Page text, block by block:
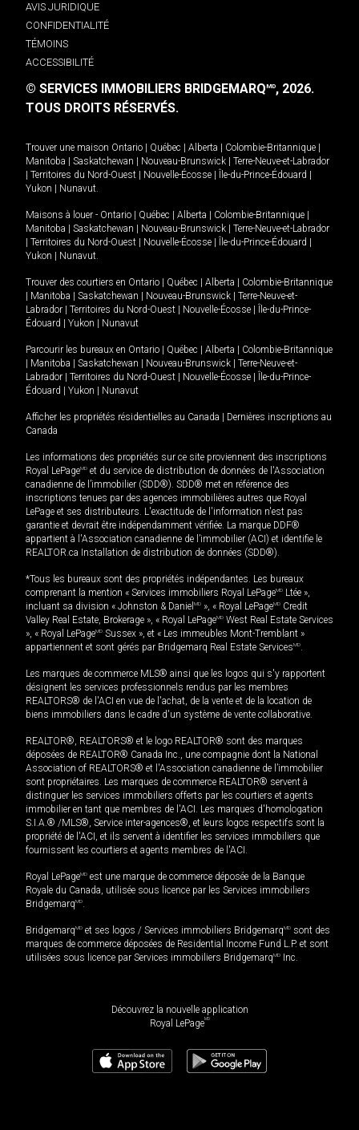
AVIS JURIDIQUE
CONFIDENTIALITÉ
TÉMOINS
ACCESSIBILITÉ
© SERVICES IMMOBILIERS BRIDGEMARQMD, 2026.
TOUS DROITS RÉSERVÉS.
Trouver une maison Ontario Québec Alberta Colombie-Britannique
Manitoba
Saskatchewan Nouveau-Brunswick
Terre-Neuve-et-Labrador
Territoires du Nord-Ouest Nouvelle-Écosse Île-du-Prince-Édouard
Yukon
Nunavut.
Maisons à louer - Ontario Québec Alberta Colombie-Britannique
Manitoba
Saskatchewan Nouveau-Brunswick
Terre-Neuve-et-Labrador
Territoires du Nord-Ouest Nouvelle-Écosse Île-du-Prince-Édouard
Yukon
Nunavut.
Trouver des courtiers en Ontario Québec Alberta
Colombie-Britannique
Manitoba Saskatchewan Nouveau-Brunswick
Terre-Neuve-et-
Labrador
Territoires du Nord-Ouest Nouvelle-Écosse
Île-du-Prince-
Édouard
Yukon Nunavut
Parcourir les bureaux en Ontario Québec Alberta
Colombie-Britannique
Manitoba Saskatchewan Nouveau-Brunswick
Terre-Neuve-et-
Labrador
Territoires du Nord-Ouest Nouvelle-Écosse
Île-du-Prince-
Édouard
Yukon Nunavut
Afficher les propriétés résidentielles au Canada
Dernières inscriptions au
Canada
Les informations des propriétés sur ce site proviennent des inscriptions
Royal LePageMD et du service de distribution de données de l'Association
canadienne de l’immobilier (SDD®). SDD® met en référence des
inscriptions tenues par des agences immobilières autres que Royal
LePage et ses distributeurs. L'exactitude de l'information n'est pas
garantie et devrait être indépendamment vérifiée. La marque DDF®
appartient à l'Association canadienne de l’immobilier (ACI) et identifie le
REALTOR.ca Installation de distribution de données (SDD®).
*Tous les bureaux sont des propriétés indépendantes. Les bureaux
comprenant la mention « Services immobiliers Royal LePageMD Ltée »,
incluant sa division « Johnston & Daniel MD », « Royal LePageMD Credit
Valley Real Estate, Brokerage », « Royal LePageMD West Real Estate Services
», « Royal LePageMD Sussex », et « Les immeubles Mont-Tremblant »
appartiennent et sont gérés par Bridgemarq Real Estate ServicesMD.
Les marques de commerce MLS® ainsi que les logos qui s'y rapportent
désignent les services professionnels rendus par les membres
REALTORS® de l'ACI en vue de l'achat, de la vente et de la location de
biens immobiliers dans le cadre d'un système de vente collaborative.
REALTOR®, REALTORS® et le logo REALTOR® sont des marques
déposées de REALTOR® Canada Inc., une compagnie dont la National
Association of REALTORS® et l'Association canadienne de l’immobilier
sont propriétaires. Les marques de commerce REALTOR® servent à
distinguer les services immobiliers offerts par les courtiers et agents
immobilier en tant que membres de l'ACI. Les marques d'homologation
S.I.A.® /MLS®, Service inter-agences®, et leurs logos respectifs sont la
propriété de l'ACI, et ils servent à identifier les services immobiliers que
fournissent les courtiers et agents membres de l'ACI.
Royal LePageMD est une marque de commerce déposée de la Banque
Royale du Canada, utilisée sous licence par les Services immobiliers
BridgemarqMD.
BridgemarqMD et ses logos / Services immobiliers BridgemarqMD sont des
marques de commerce déposées de Residential Income Fund L.P. et sont
utilisées sous licence par Services immobiliers BridgemarqMD Inc.
Découvrez la nouvelle application
Royal LePageMD